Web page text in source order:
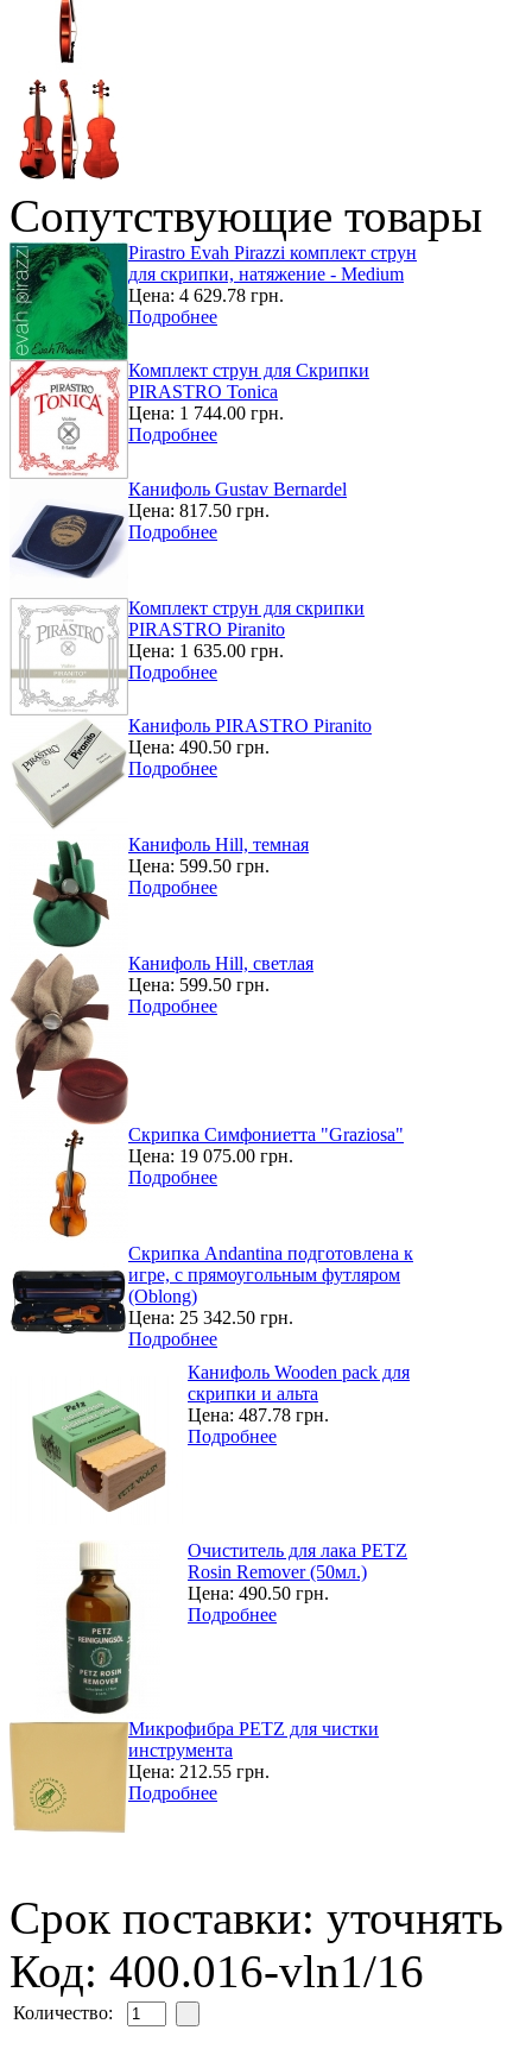
Сопутствующие товары
Pirastro Evah Pirazzi комплект струн
для скрипки, натяжение - Medium
Цена: 4 629.78 грн.
Подробнее
Комплект струн для Скрипки
PIRASTRO Tonica
Цена: 1 744.00 грн.
Подробнее
Канифоль Gustav Bernardel
Цена: 817.50 грн.
Подробнее
Комплект струн для скрипки
PIRASTRO Piranito
Цена: 1 635.00 грн.
Подробнее
Канифоль PIRASTRO Piranito
Цена: 490.50 грн.
Подробнее
Канифоль Hill, темная
Цена: 599.50 грн.
Подробнее
Канифоль Hill, светлая
Цена: 599.50 грн.
Подробнее
Скрипка Симфониетта "Graziosa"
Цена: 19 075.00 грн.
Подробнее
Скрипка Andantina подготовлена к
игре, с прямоугольным футляром
(Oblong)
Цена: 25 342.50 грн.
Подробнее
Канифоль Wooden pack для
скрипки и альта
Цена: 487.78 грн.
Подробнее
Очиститель для лака PETZ
Rosin Remover (50мл.)
Цена: 490.50 грн.
Подробнее
Микрофибра PETZ для чистки
инструмента
Цена: 212.55 грн.
Подробнее
Срок поставки: уточнять
Код: 400.016-vln1/16
Количество: